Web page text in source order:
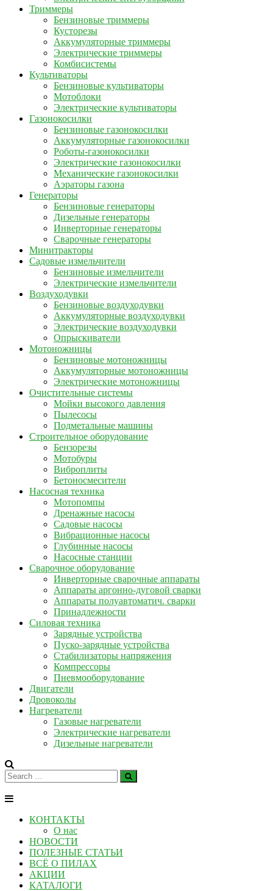
Триммеры
Бензиновые триммеры
Кусторезы
Аккумуляторные триммеры
Электрические триммеры
Комбисистемы
Культиваторы
Бензиновые культиваторы
Мотоблоки
Электрические культиваторы
Газонокосилки
Бензиновые газонокосилки
Аккумуляторные газонокосилки
Роботы-газонокосилки
Электрические газонокосилки
Механические газонокосилки
Аэраторы газона
Генераторы
Бензиновые генераторы
Дизельные генераторы
Инверторные генераторы
Сварочные генераторы
Минитракторы
Садовые измельчители
Бензиновые измельчители
Электрические измельчители
Воздуходувки
Бензиновые воздуходувки
Аккумуляторные воздуходувки
Электрические воздуходувки
Опрыскиватели
Мотоножницы
Бензиновые мотоножницы
Аккумуляторные мотоножницы
Электрические мотоножницы
Очистительные системы
Мойки высокого давления
Пылесосы
Подметальные машины
Строительное оборудование
Бензорезы
Мотобуры
Виброплиты
Бетоносмесители
Насосная техника
Мотопомпы
Дренажные насосы
Садовые насосы
Вибрационные насосы
Глубинные насосы
Насосные станции
Сварочное оборудование
Инверторные сварочные аппараты
Аппараты аргонно-дуговой сварки
Аппараты полуавтоматич. сварки
Принадлежности
Силовая техника
Зарядные устройства
Пуско-зарядные устройства
Стабилизаторы напряжения
Компрессоры
Пневмооборудование
Двигатели
Дровоколы
Нагреватели
Газовые нагреватели
Электрические нагреватели
Дизельные нагреватели
КОНТАКТЫ
О нас
НОВОСТИ
ПОЛЕЗНЫЕ СТАТЬИ
ВСЁ О ПИЛАХ
АКЦИИ
КАТАЛОГИ